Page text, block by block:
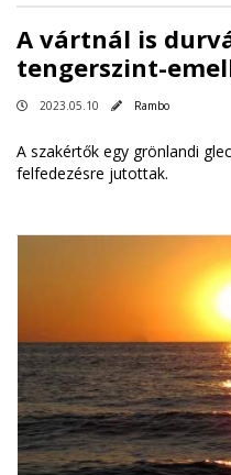
A vártnál is
tengerszint-
2023.05.10 Rambo
A szakértők egy grönlandi
felfedezésre jutottak.